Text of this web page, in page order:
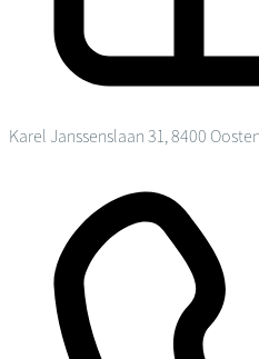
Karel Janssenslaan 31, 8400